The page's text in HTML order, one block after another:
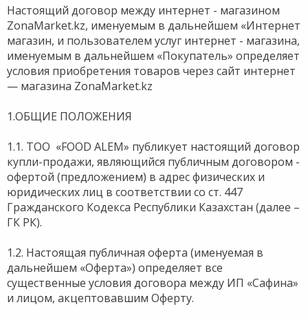
Настоящий договор между интернет - магазином
ZonaMarket.kz, именуемым в дальнейшем «Интернет
магазин, и пользователем услуг интернет - магазина,
именуемым в дальнейшем «Покупатель» определяет
условия приобретения товаров через сайт интернет
— магазина ZonaMarket.kz
1.ОБЩИЕ ПОЛОЖЕНИЯ
1.1. ТОО «FOOD ALEM» публикует настоящий договор
купли-продажи, являющийся публичным договором -
офертой (предложением) в адрес физических и
юридических лиц в соответствии со ст. 447
Гражданского Кодекса Республики Казахстан (далее –
ГК РК).
1.2. Настоящая публичная оферта (именуемая в
дальнейшем «Оферта») определяет все
существенные условия договора между ИП «Сафина»
и лицом, акцептовавшим Оферту.